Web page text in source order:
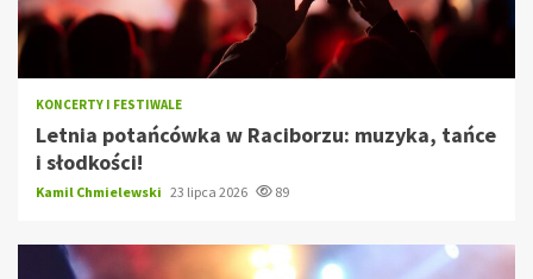
KONCERTY I FESTIWALE
Letnia potańcówka w Raciborzu: muzyka, tańce
i słodkości!
Kamil Chmielewski 23 lipca 2026 89